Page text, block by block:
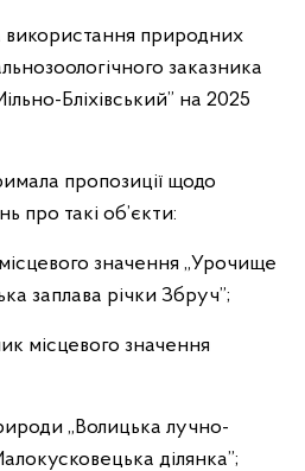
використання природних
заказника
Бліхівський” на 2025
пропозиції щодо
про такі об’єкти:
значення „Урочище
заплава річки Збруч”;
місцевого значення
„Волицька лучно-
ділянка”;